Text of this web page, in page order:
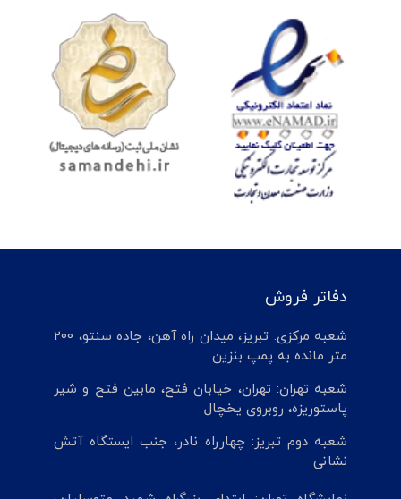
دفاتر فروش
شعبه مرکزی: تبریز، میدان راه آهن، جاده سنتو، 200
متر مانده به پمپ بنزین
شعبه تهران: تهران، خیابان فتح، مابین فتح و شیر
پاستوریزه، روبروی یخچال
شعبه دوم تبریز: چهارراه نادر، جنب ایستگاه آتش
نشانی